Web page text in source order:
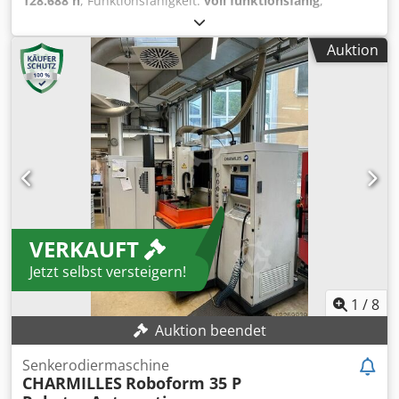
Maschinen-/Fahrzeugnummer:
Zeit (komplette Zeit, wo die Maschine an war) Dkjdpjym N
Naefx Aigor 21.821h Arbeitszeit (reine Zeit, wo aktiv mit der
Maschine gearbeitet wurde)
Auktion
VERKAUFT
Jetzt selbst versteigern!
1 /8
Auktion beendet
Senkerodiermaschine
CHARMILLES Roboform 35 P